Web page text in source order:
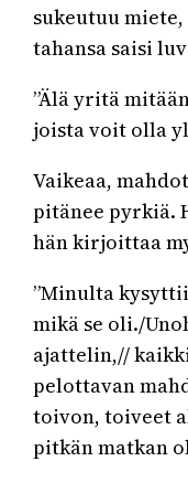
sukeutuu
tahansa saisi
”Älä yritä
joista voit olla
Vaikeaa,
pitänee pyrkiä.
hän kirjoittaa
”Minulta
mikä se oli./
ajattelin,//
pelottavan
toivon, toiveet
pitkän matkan